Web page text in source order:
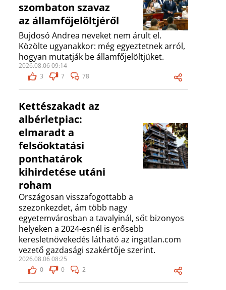
szombaton szavaz
az államfőjelöltjéről
Bujdosó Andrea neveket nem árult el.
Közölte ugyanakkor: még egyeztetnek arról,
hogyan mutatják be államfőjelöltjüket.
2026.08.06 09:14
3
7 78
Kettészakadt az
albérletpiac:
elmaradt a
felsőoktatási
ponthatárok
kihirdetése utáni
roham
Országosan visszafogottabb a
szezonkezdet, ám több nagy
egyetemvárosban a tavalyinál, sőt bizonyos
helyeken a 2024-esnél is erősebb
keresletnövekedés látható az ingatlan.com
vezető gazdasági szakértője szerint.
2026.08.06 08:25
0
0 2